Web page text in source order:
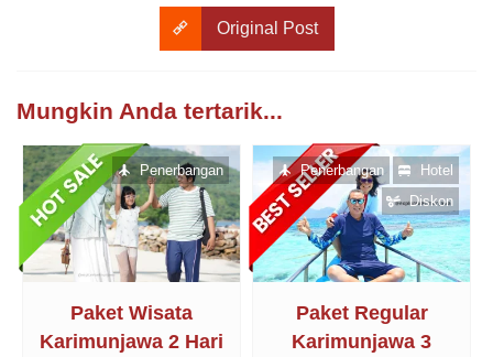
Original Post
Mungkin Anda tertarik...
Paket Wisata
Karimunjawa 2 Hari
Penerbangan
Paket Regular
Karimunjawa 3
Penerbangan
Hotel
Diskon